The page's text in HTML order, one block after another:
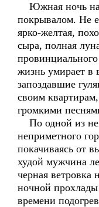
Южная ночь
покрывалом. Не
ярко-желтая,
сыра, полная
жизнь умирает в
запоздавшие
своим
громкими
По одной из
неприметного
покачиваясь от
худой мужчина
черная ветровка
ночной
времени